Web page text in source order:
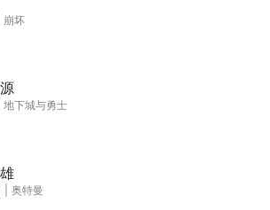
崩坏
地下城与勇士
奥特曼